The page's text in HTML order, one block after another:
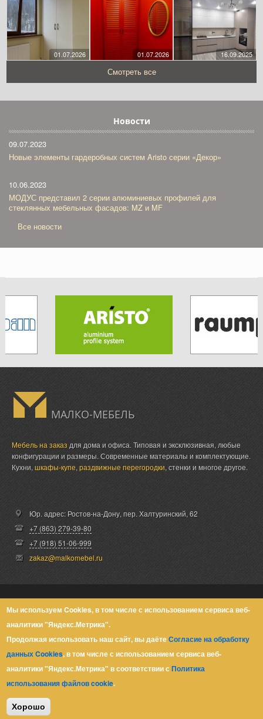
01.07.2026 01.07.2026 16.09.2025
Смотреть все
Новости
09.07.2023
Новые элементы гардеробных систем Aristo серии «Декор»
10.06.2023
МОДУС представил 2 серии алюминиевых профилей для
стеклянных мебельных фасадов: MZ и MF
Все новости
МАЛКО-МЕБЕЛЬ
Мебель на заказ для дома и офиса. Типовая и эксклюзивная, любые
конфигурации и размеры. Современные материалы и комплектующие.
Кухни, шкафы-купе, раздвижные перегородки, стенки и многое другое.
Юр. адрес: Ростов-на-Дону, пер. Халтуринский, 62
+7 (863) 279-39-80
+7 (918) 51-06-999
zakaz@malkomebel.ru
© Малко-Мебель 2013-2026
Политика конфиденциальности
Мы используем Cookies, в том числе с использованием сервиса веб-
аналитики "Яндекс.Метрика".
Продолжая использовать наш сайт, вы даётеСогласие на обработку
данных Cookies, в том числе с использованием сервиса веб-
аналитики "Яндекс.Метрика" в соответствии сПолитика
использования файлов cookie.
Хорошо